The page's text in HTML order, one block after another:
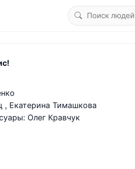
Екатерина Тимашкова
Олег Кравчук